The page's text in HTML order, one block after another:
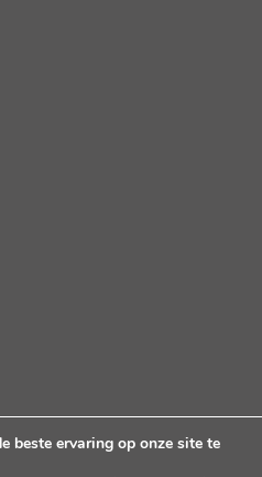
beste ervaring op onze site te